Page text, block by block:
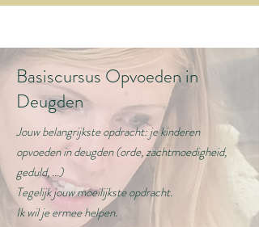
Basiscursus Opvoeden in
Deugden
Jouw belangrijkste opdracht: je kinderen
opvoeden in deugden (orde, zachtmoedigheid,
geduld, ...)
Tegelijk jouw moeilijkste opdracht.
Ik wil je ermee helpen.